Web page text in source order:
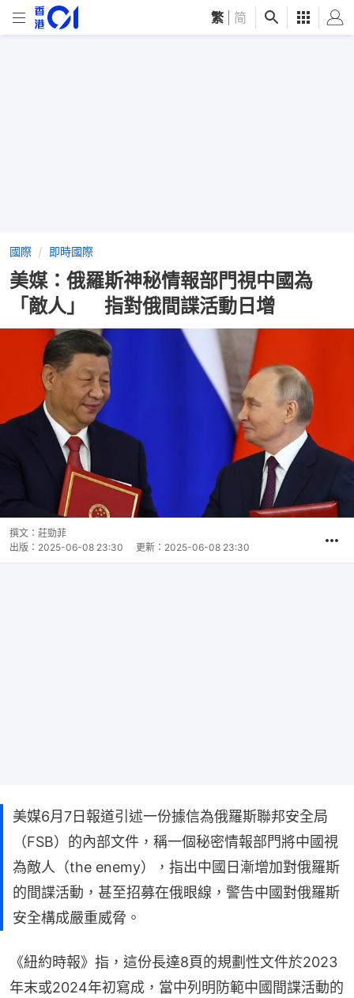
繁 简
國際 即時國際
美媒：俄羅斯神秘情報部門視中國為
「敵人」 指對俄間諜活動日增
撰文： 莊勁菲
出版： 2025-06-08 23:30 更新： 2025-06-08 23:30
美媒6月7日報道引述一份據信為俄羅斯聯邦安全局
（FSB）的內部文件，稱一個秘密情報部門將中國視
為敵人（the enemy），指出中國日漸增加對俄羅斯
的間諜活動，甚至招募在俄眼線，警告中國對俄羅斯
安全構成嚴重威脅。
《紐約時報》指，這份長達8頁的規劃性文件於2023
年末或2024年初寫成，當中列明防範中國間諜活動的